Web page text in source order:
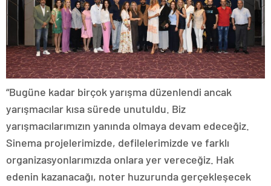
“Bugüne kadar birçok yarışma düzenlendi ancak
yarışmacılar kısa sürede unutuldu. Biz
yarışmacılarımızın yanında olmaya devam edeceğiz.
Sinema projelerimizde, defilelerimizde ve farklı
organizasyonlarımızda onlara yer vereceğiz. Hak
edenin kazanacağı, noter huzurunda gerçekleşecek